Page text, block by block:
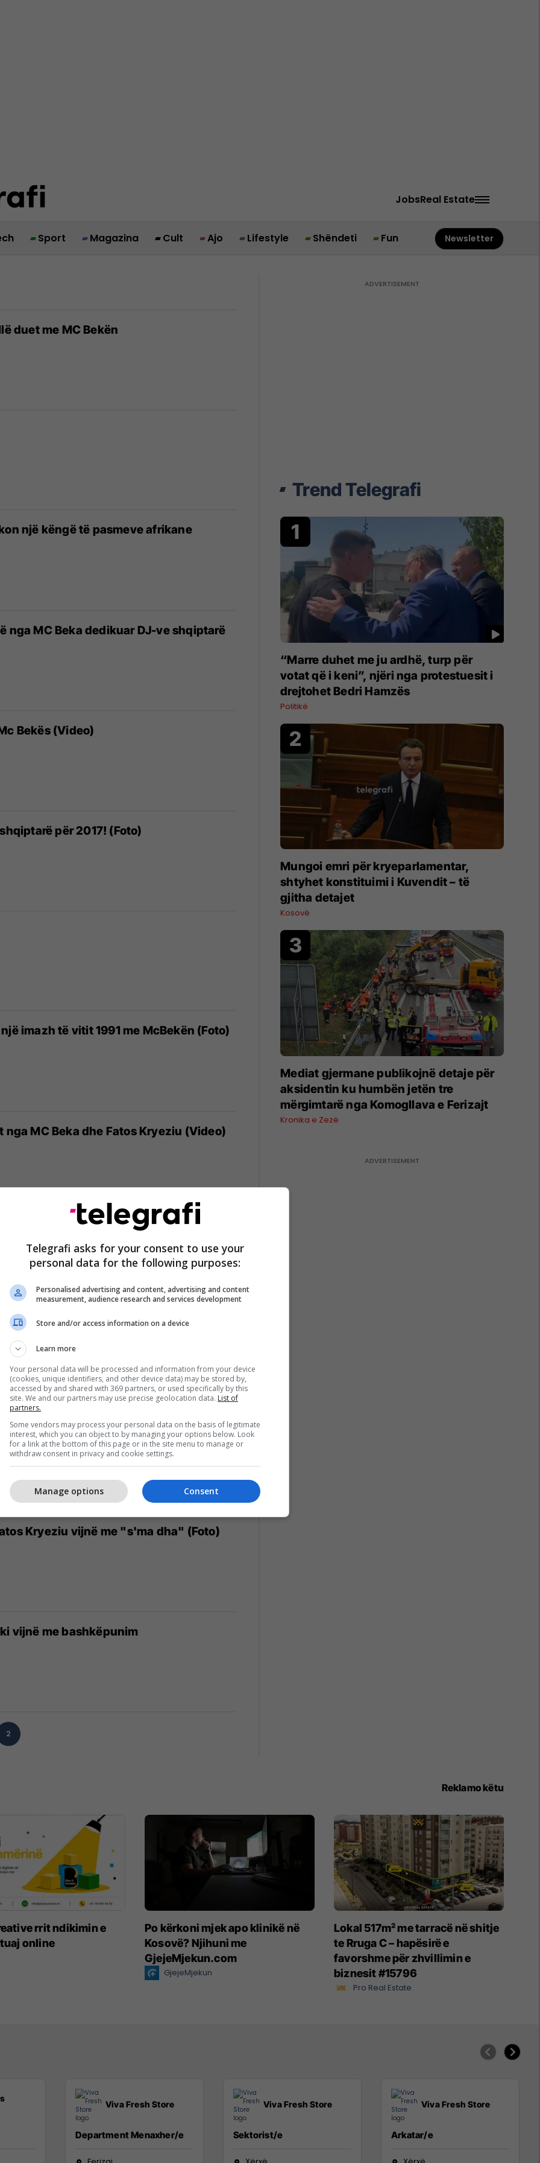
JobsReal Estate
Sport Magazina Cult Ajo Lifestyle Shëndeti Fun Newsletter
duet me MC Bekën
një këngë të pasmeve afrikane
nga MC Beka dedikuar DJ-ve shqiptarë
Bekës (Video)
për 2017! (Foto)
imazh të vitit 1991 me McBekën (Foto)
nga MC Beka dhe Fatos Kryeziu (Video)
me MC Bekën me ritme latine (Video)
e shkurtër e "S'ma dha" të McBekës
(Video)
Kryeziu vijnë me "s'ma dha" (Foto)
vijnë me bashkëpunim
2
Trend Telegrafi
“Marre duhet me ju ardhë, turp për
votat që i keni”, njëri nga protestuesit i
drejtohet Bedri Hamzës
Politikë
Mungoi emri për kryeparlamentar,
shtyhet konstituimi i Kuvendit – të
gjitha detajet
Kosovë
Mediat gjermane publikojnë detaje për
aksidentin ku humbën jetën tre
mërgimtarë nga Komogllava e Ferizajt
Kronika e Zezë
Reklamo këtu
rrit ndikimin e
online
Po kërkoni mjek apo klinikë në
Kosovë? Njihuni me
GjejeMjekun.com
GjejeMjekun
Lokal 517m² me tarracë në shitje
te Rruga C – hapësirë e
favorshme për zhvillimin e
biznesit #15796
Pro Real Estate
Viva Fresh Store
Department Menaxher/e
Viva Fresh Store
Sektorist/e
Viva Fresh Store
Arkatar/e
Telegrafi asks for your consent to use your
personal data for the following purposes:
Personalised advertising and content, advertising and content
measurement, audience research and services development
Store and/or access information on a device
Learn more
Your personal data will be processed and information from your device
(cookies, unique identifiers, and other device data) may be stored by,
accessed by and shared with 369 partners, or used specifically by this
site. We and our partners may use precise geolocation data. List of
partners.
Some vendors may process your personal data on the basis of legitimate
interest, which you can object to by managing your options below. Look
for a link at the bottom of this page or in the site menu to manage or
withdraw consent in privacy and cookie settings.
Consent
Manage options